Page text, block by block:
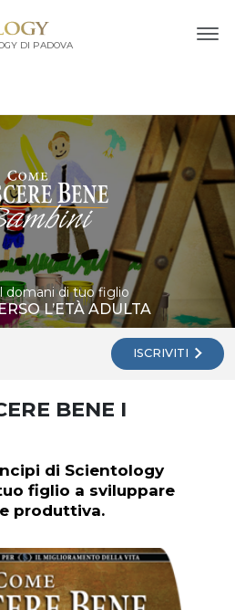
DI PADOVA
domani di tuo figlio
L’ETÀ ADULTA
ISCRIVITI
BENE I
di Scientology
figlio a sviluppare
produttiva.